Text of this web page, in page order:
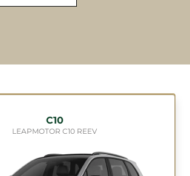
C10
LEAPMOTOR C10 REEV